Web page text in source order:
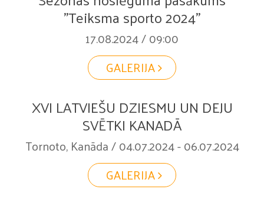
"Teiksma sporto 2024"
17.08.2024 / 09:00
GALERIJA
XVI LATVIEŠU DZIESMU UN DEJU
SVĒTKI KANADĀ
Tornoto, Kanāda / 04.07.2024 - 06.07.2024
GALERIJA